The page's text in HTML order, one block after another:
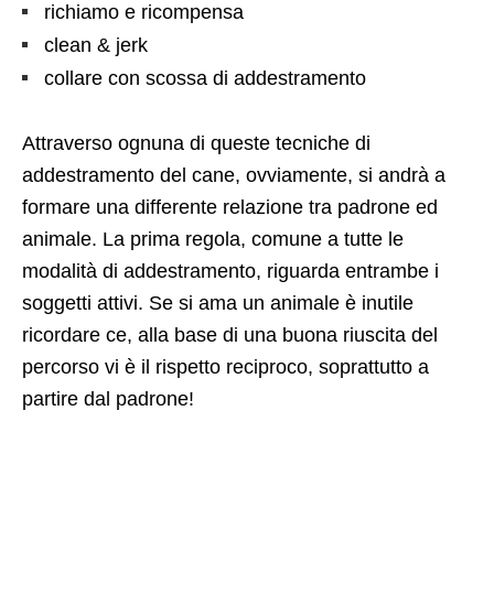
richiamo e ricompensa
clean & jerk
collare con scossa di addestramento
Attraverso ognuna di queste tecniche di
addestramento del cane, ovviamente, si andrà a
formare una differente relazione tra padrone ed
animale. La prima regola, comune a tutte le
modalità di addestramento, riguarda entrambe i
soggetti attivi. Se si ama un animale è inutile
ricordare ce, alla base di una buona riuscita del
percorso vi è il rispetto reciproco, soprattutto a
partire dal padrone!